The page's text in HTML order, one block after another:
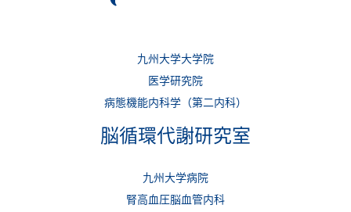
九州大学大学院
医学研究院
病態機能内科学（第二内科）
脳循環代謝研究室
九州大学病院
腎高血圧脳血管内科